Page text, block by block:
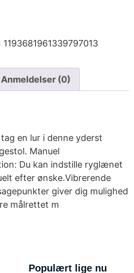
1193681961339797013
Anmeldelser (0)
en lur i denne yderst
Manuel
Du kan indstille ryglænet
efter ønske.Vibrerende
giver dig mulighed
målrettet m
Populært lige nu